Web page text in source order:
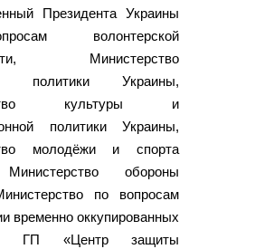
Президента Украины
волонтерской
Министерство
политики Украины,
культуры и
политики Украины,
молодёжи и спорта
обороны
по вопросам
временно оккупированных
ГП «Центр защиты